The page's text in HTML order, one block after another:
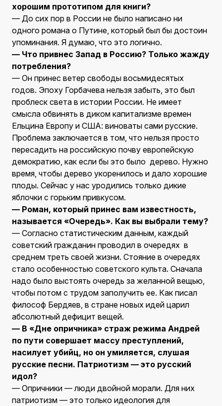
хорошим прототипом для книги?
— До сих пор в России не было написано ни
одного романа о Путине, который был бы достоин
упоминания. Я думаю, что это логично.
— Что привнес Запад в Россию? Только жажду
потребления?
— Он принес ветер свободы восьмидесятых
годов. Эпоху Горбачева нельзя забыть, это был
проблеск света в истории России. Не имеет
смысла обвинять в диком капитализме времен
Ельцина Европу и США: виноваты сами русские.
Проблема заключается в том, что нельзя просто
пересадить на российскую почву европейскую
демократию, как если бы это было дерево. Нужно
время, чтобы дерево укоренилось и дало хорошие
плоды. Сейчас у нас уродились только дикие
яблочки с горьким привкусом.
— Роман, который принес вам известность,
называется «Очередь». Как вы выбрали тему?
— Согласно статистическим данным, каждый
советский гражданин проводил в очередях в
среднем треть своей жизни. Стояние в очередях
стало особенностью советского культа. Сначала
надо было выстоять очередь за желанной вещью,
чтобы потом с трудом заполучить ее. Как писал
философ Бердяев, в стране новых идей царил
абсолютный дефицит вещей.
— В «Дне опричника» страж режима Андрей
по пути совершает массу преступлений,
насилует убийц, но он умиляется, слушая
русские песни. Патриотизм — это русский
идол?
— Опричники — люди двойной морали. Для них
патриотизм — это только идеология для